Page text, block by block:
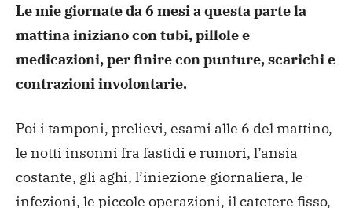
Le mie giornate da 6 mesi a questa parte la
mattina iniziano con tubi, pillole e
medicazioni, per finire con punture, scarichi e
contrazioni involontarie.
Poi i tamponi, prelievi, esami alle 6 del mattino,
le notti insonni fra fastidi e rumori, l’ansia
costante, gli aghi, l’iniezione giornaliera, le
infezioni, le piccole operazioni, il catetere fisso,